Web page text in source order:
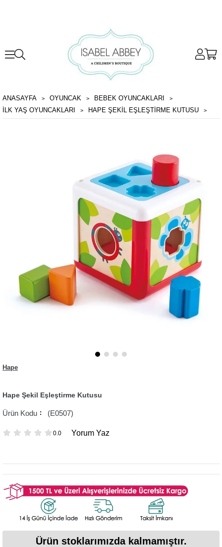
ANASAYFA OYUNCAK
BEBEK OYUNCAKLARI
İLK YAŞ OYUNCAKLARI
HAPE ŞEKIL EŞLEŞTIRME KUTUSU
Hape
Hape Şekil Eşleştirme Kutusu
(E0507)
0.0 Yorum Yaz
Ürün stoklarımızda kalmamıştır.